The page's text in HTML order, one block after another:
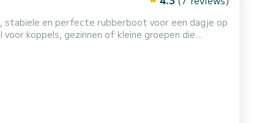
stabiele en perfecte rubberboot voor een dagje op
koppels, gezinnen of kleine groepen die
Ruime zonnedekken, gemakkelijk te besturen